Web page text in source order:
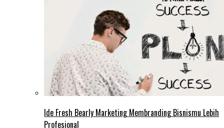
Ide Fresh Bearly Marketing Membranding Bisnismu Lebih
Profesional